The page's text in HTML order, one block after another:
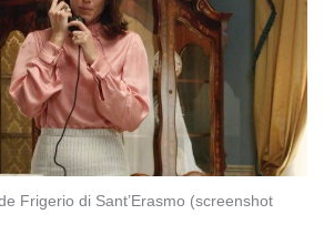
Frigerio di Sant’Erasmo (screenshot